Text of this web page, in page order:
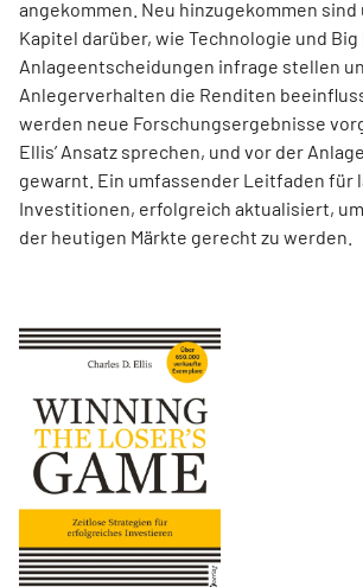
angekommen. Neu hinzugekommen
Kapitel darüber, wie Technologie und
Anlageentscheidungen infrage stellen
Anlegerverhalten die Renditen
werden neue Forschungsergebnisse
Ellis’ Ansatz sprechen, und vor der
gewarnt. Ein umfassender Leitfaden für
Investitionen, erfolgreich aktualisiert,
der heutigen Märkte gerecht zu werden.